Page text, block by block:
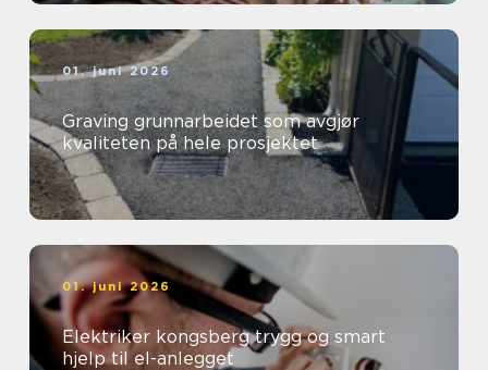
01. juni 2026
Graving grunnarbeidet som avgjør
kvaliteten på hele prosjektet
01. juni 2026
Elektriker kongsberg trygg og smart
hjelp til el-anlegget